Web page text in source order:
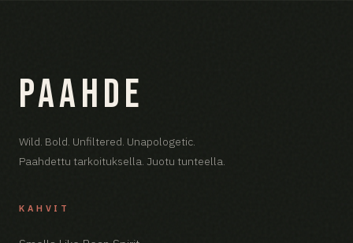
PAAHDE
Wild. Bold. Unfiltered. Unapologetic.
Paahdettu tarkoituksella. Juotu tunteella.
KAHVIT